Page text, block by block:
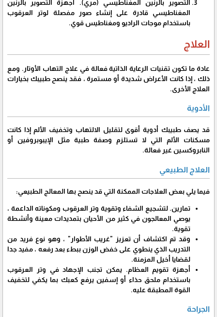
التصوير بالرنين المغناطيسي (مري). أجهزة التصوير بالرنين
المغناطيسي قادرة على إنشاء صور مفصلة لوتر العرقوب
باستخدام موجات الراديو ومغناطيس قوي.
العلاج
عادة ما تكون تقنيات الرعاية الذاتية فعالة في علاج التهاب الأوتار. ومع
ذلك ، إذا كانت الأعراض شديدة أو مستمرة ، فقد ينصح طبيبك بخيارات
العلاج الأخرى.
الأدوية
قد يصف طبيبك أدوية أقوى لتقليل الالتهاب وتخفيف الألم إذا كانت
مسكنات الألم التي لا تستلزم وصفة طبية مثل الإيبوبروفين أو
النابروكسين غير فعالة.
العلاج الطبيعي
فيما يلي بعض العلاجات الممكنة التي قد ينصح بها المعالج الطبيعي:
تمارين. لتشجيع الشفاء وتقوية وتر العرقوب ومكوناته الداعمة ،
يوصي المعالجون في كثير من الأحيان بتمديدات معينة وأنشطة
تقوية.
وقد تم اكتشاف أن تعزيز "غريب الأطوار" ، وهو نوع فريد من
التدريب الذي ينطوي على خفض الوزن ببطء بعد رفعه ، مفيد جدا
لقضايا أخيل المزمنة.
أجهزة تقويم العظام. يمكن تجنب الإجهاد في وتر العرقوب
باستخدام ملحق حذاء أو إسفين يرفع كعبك بما يكفي لتخفيف
القوة المطبقة عليه.
الجراحة